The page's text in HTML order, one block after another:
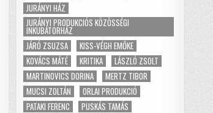
JURÁNYI HÁZ
JURÁNYI PRODUKCIÓS KÖZÖSSÉGI
INKUBÁTORHÁZ
JÁRÓ ZSUZSA
KISS-VÉGH EMŐKE
KOVÁCS MÁTÉ
KRITIKA
LÁSZLÓ ZSOLT
MARTINOVICS DORINA
MERTZ TIBOR
MUCSI ZOLTÁN
ORLAI PRODUKCIÓ
PATAKI FERENC
PUSKÁS TAMÁS